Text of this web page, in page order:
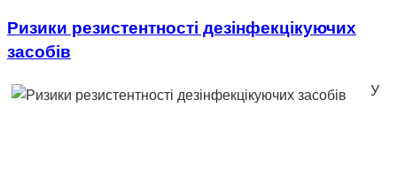
Ризики резистентності дезінфекцікуючих
засобів
У